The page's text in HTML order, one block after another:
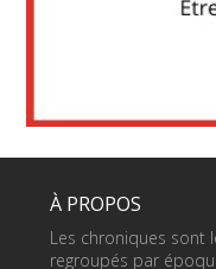
À PROPOS
Les chroniques sont
regroupés par